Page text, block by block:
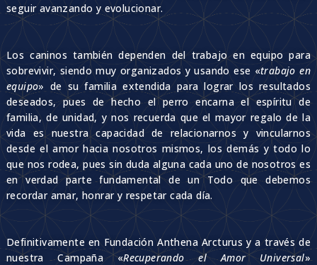
seguir avanzando y evolucionar.
Los caninos también dependen del trabajo en equipo para
sobrevivir, siendo muy organizados y usando ese «trabajo en
equipo» de su familia extendida para lograr los resultados
deseados, pues de hecho el perro encarna el espíritu de
familia, de unidad, y nos recuerda que el mayor regalo de la
vida es nuestra capacidad de relacionarnos y vincularnos
desde el amor hacia nosotros mismos, los demás y todo lo
que nos rodea, pues sin duda alguna cada uno de nosotros es
en verdad parte fundamental de un Todo que debemos
recordar amar, honrar y respetar cada día.
Definitivamente en Fundación Anthena Arcturus y a través de
nuestra Campaña «Recuperando el Amor Universal»